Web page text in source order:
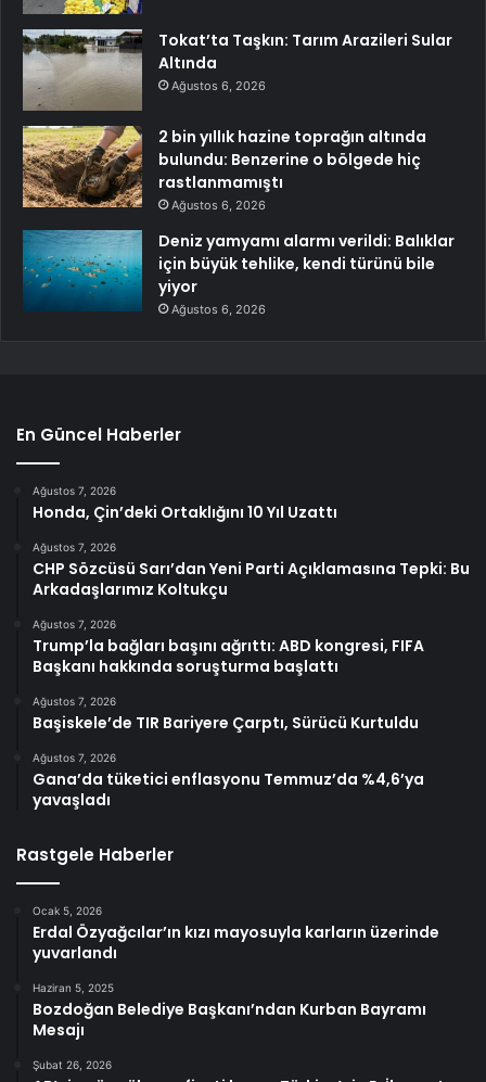
Tokat’ta Taşkın: Tarım Arazileri Sular
Altında
Ağustos 6, 2026
2 bin yıllık hazine toprağın altında
bulundu: Benzerine o bölgede hiç
rastlanmamıştı
Ağustos 6, 2026
Deniz yamyamı alarmı verildi: Balıklar
için büyük tehlike, kendi türünü bile
yiyor
Ağustos 6, 2026
En Güncel Haberler
Ağustos 7, 2026
Honda, Çin’deki Ortaklığını 10 Yıl Uzattı
Ağustos 7, 2026
CHP Sözcüsü Sarı’dan Yeni Parti Açıklamasına Tepki: Bu
Arkadaşlarımız Koltukçu
Ağustos 7, 2026
Trump’la bağları başını ağrıttı: ABD kongresi, FIFA
Başkanı hakkında soruşturma başlattı
Ağustos 7, 2026
Başiskele’de TIR Bariyere Çarptı, Sürücü Kurtuldu
Ağustos 7, 2026
Gana’da tüketici enflasyonu Temmuz’da %4,6’ya
yavaşladı
Rastgele Haberler
Ocak 5, 2026
Erdal Özyağcılar’ın kızı mayosuyla karların üzerinde
yuvarlandı
Haziran 5, 2025
Bozdoğan Belediye Başkanı’ndan Kurban Bayramı
Mesajı
Şubat 26, 2026